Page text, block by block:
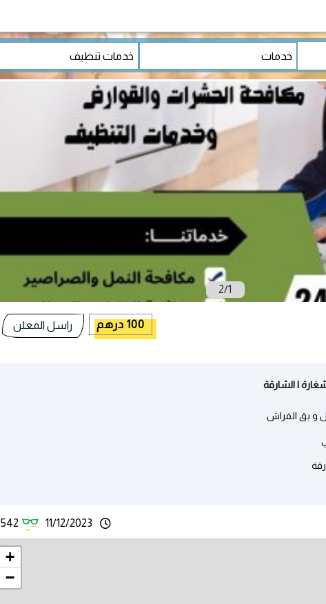
1
/
2
100 درهم راسل المعلن
| الشارقة
و بق الفراش
11/12/2023
542
+
−